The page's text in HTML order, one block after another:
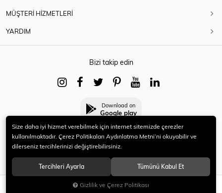
SEPETE EKLE
MÜŞTERİ HİZMETLERİ
YARDIM
Bizi takip edin
Download on
Google play
© 2021 HERYENİ. Tüm hakları saklıdır.
Size daha iyi hizmet verebilmek için internet sitemizde çerezler
kullanılmaktadır. Çerez Politikaları Aydınlatma Metni’ni okuyabilir ve
dilerseniz tercihlerinizi değiştirebilirsiniz.
Tercihleri Ayarla Tümünü Kabul Et
Gizlilik ve Çerez Politikası